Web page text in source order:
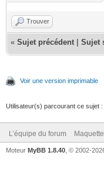
Trouver
« Sujet précédent Sujet
Voir une version imprimable
Utilisateur(s) parcourant ce sujet
L’équipe du forum
Moteur MyBB 1.8.40 , © 2002-